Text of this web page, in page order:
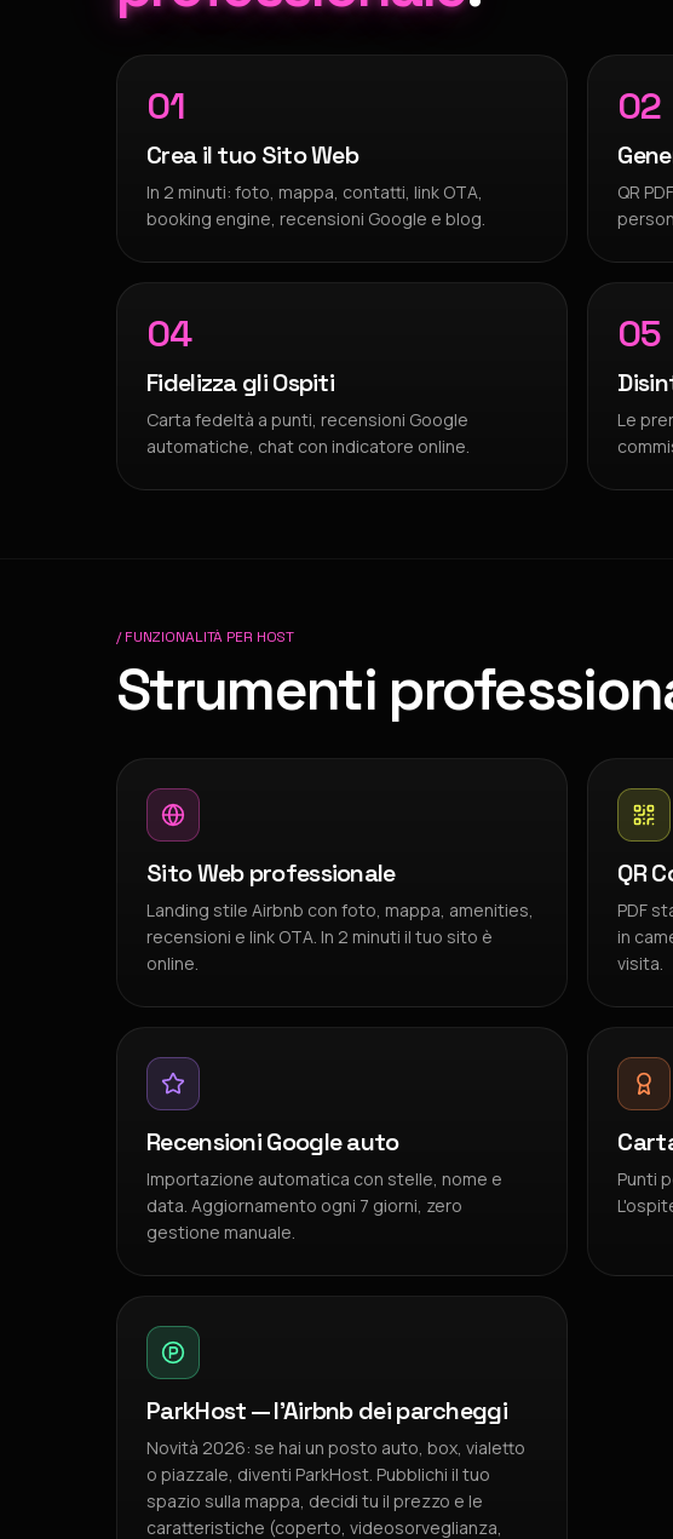
01
Crea il tuo Sito Web
In 2 minuti: foto, mappa, contatti, link OTA,
booking engine, recensioni Google e blog.
02
QR
04
Fidelizza gli Ospiti
Carta fedeltà a punti, recensioni Google
automatiche, chat con indicatore online.
05
Le
/ FUNZIONALITÀ PER HOST
Strumenti
Sito Web professionale
Landing stile Airbnb con foto, mappa, amenities,
recensioni e link OTA. In 2 minuti il tuo sito è
online.
QR
PDF
in
visita.
Recensioni Google auto
Importazione automatica con stelle, nome e
data. Aggiornamento ogni 7 giorni, zero
gestione manuale.
Punti
ParkHost — l'Airbnb dei parcheggi
Novità 2026: se hai un posto auto, box, vialetto
o piazzale, diventi ParkHost. Pubblichi il tuo
spazio sulla mappa, decidi tu il prezzo e le
caratteristiche (coperto, videosorveglianza,